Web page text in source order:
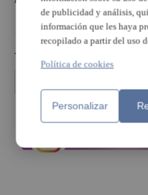
TEMAS
de publicidad y análisis,
información que les haya
recopilado a partir del uso
Política de cookies
Personalizar